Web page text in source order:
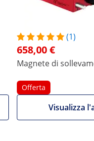
(1)
658,00 €
Magnete di
Offerta
Visualizza
di
e facilità di
ma anche
il dispositivo è
di lavoro.
e strumenti di misura
per laboratori,